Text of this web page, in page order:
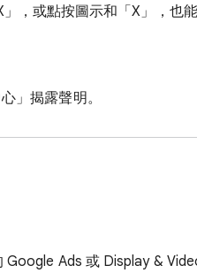
，或點按圖示和「X」，也能
」揭露聲明。
Ads 或 Display &